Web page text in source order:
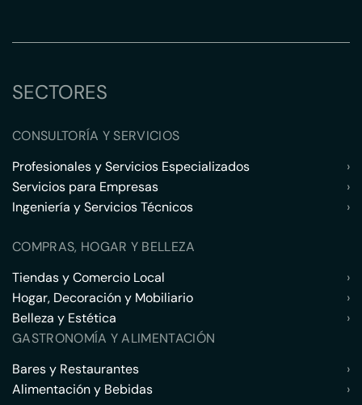
SECTORES
CONSULTORÍA Y SERVICIOS
Profesionales y Servicios Especializados
›
Servicios para Empresas
›
Ingeniería y Servicios Técnicos
›
COMPRAS, HOGAR Y BELLEZA
Tiendas y Comercio Local
›
Hogar, Decoración y Mobiliario
›
Belleza y Estética
›
GASTRONOMÍA Y ALIMENTACIÓN
Bares y Restaurantes
›
Alimentación y Bebidas
›